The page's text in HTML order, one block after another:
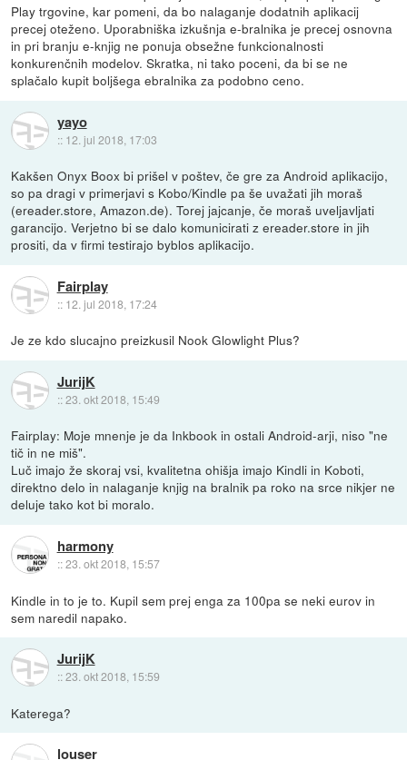
Play trgovine, kar pomeni, da bo nalaganje dodatnih aplikacij
precej oteženo. Uporabniška izkušnja e-bralnika je precej osnovna
in pri branju e-knjig ne ponuja obsežne funkcionalnosti
konkurenčnih modelov. Skratka, ni tako poceni, da bi se ne
splačalo kupit boljšega ebralnika za podobno ceno.
yayo
:: 12. jul 2018, 17:03
Kakšen Onyx Boox bi prišel v poštev, če gre za Android aplikacijo,
so pa dragi v primerjavi s Kobo/Kindle pa še uvažati jih moraš
(ereader.store, Amazon.de). Torej jajcanje, če moraš uveljavljati
garancijo. Verjetno bi se dalo komunicirati z ereader.store in jih
prositi, da v firmi testirajo byblos aplikacijo.
Fairplay
:: 12. jul 2018, 17:24
Je ze kdo slucajno preizkusil Nook Glowlight Plus?
JurijK
::23. okt 2018, 15:49
Fairplay: Moje mnenje je da Inkbook in ostali Android-arji, niso "ne
tič in ne miš".
Luč imajo že skoraj vsi, kvalitetna ohišja imajo Kindli in Koboti,
direktno delo in nalaganje knjig na bralnik pa roko na srce nikjer ne
deluje tako kot bi moralo.
harmony
::23. okt 2018, 15:57
Kindle in to je to. Kupil sem prej enga za 100pa se neki eurov in
sem naredil napako.
JurijK
::23. okt 2018, 15:59
Katerega?
louser